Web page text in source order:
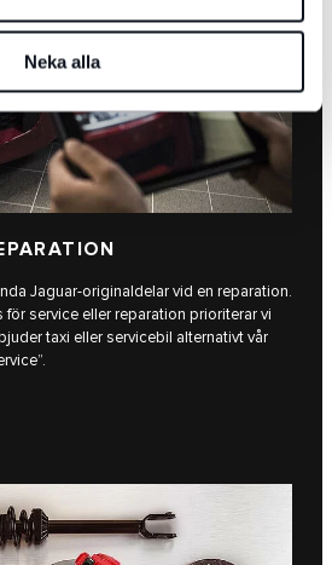
Neka alla
Jaguar-originaldelar vid en reparation.
service eller reparation prioriterar vi
taxi eller servicebil alternativt vår